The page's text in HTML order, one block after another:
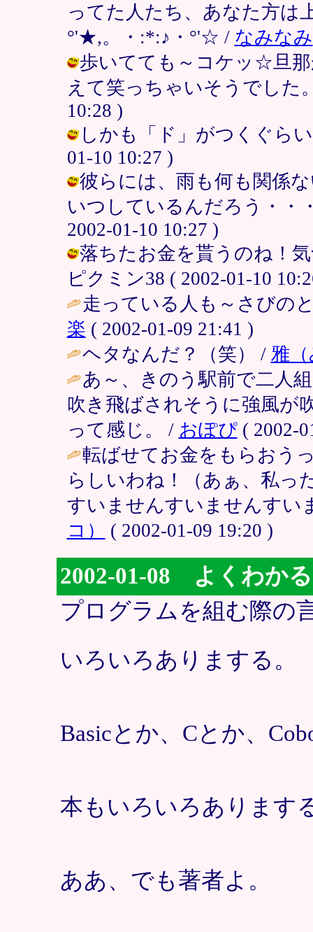
ってた人たち、あなた方は
°'★,。・:*:♪・°'☆ / なみなみ
歩いてても～コケッ☆旦
えて笑っちゃいそうでした
10:28 )
しかも「ド」がつくぐら
01-10 10:27 )
彼らには、雨も何も関係
いつしているんだろう・・
2002-01-10 10:27 )
落ちたお金を貰うのね！
ピクミン38 ( 2002-01-10
走っている人も～さびの
楽 ( 2002-01-09 21:41 )
ヘタなんだ？（笑） / 雅
あ～、きのう駅前で二人
吹き飛ばされそうに強風が
って感じ。 / おぽぴ( 2002-
転ばせてお金をもらおう
らしいわね！（あぁ、私っ
すいませんすいませんすい
コ）
( 2002-01-09 19:20 )
2002-01-08 よくわかる
プログラムを組む際の
いろいろありまする。
Basicとか、Cとか、
本もいろいろあります
ああ、でも著者よ。